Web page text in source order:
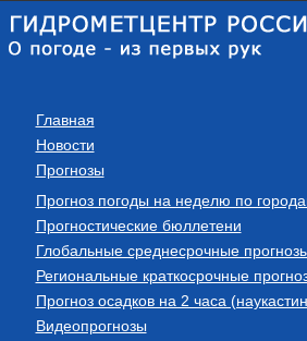
Главная
Новости
Прогнозы
Прогноз погоды на неделю по
Прогностические бюллетени
Глобальные среднесрочные
Региональные краткосрочные
Прогноз осадков на 2 часа
Видеопрогнозы